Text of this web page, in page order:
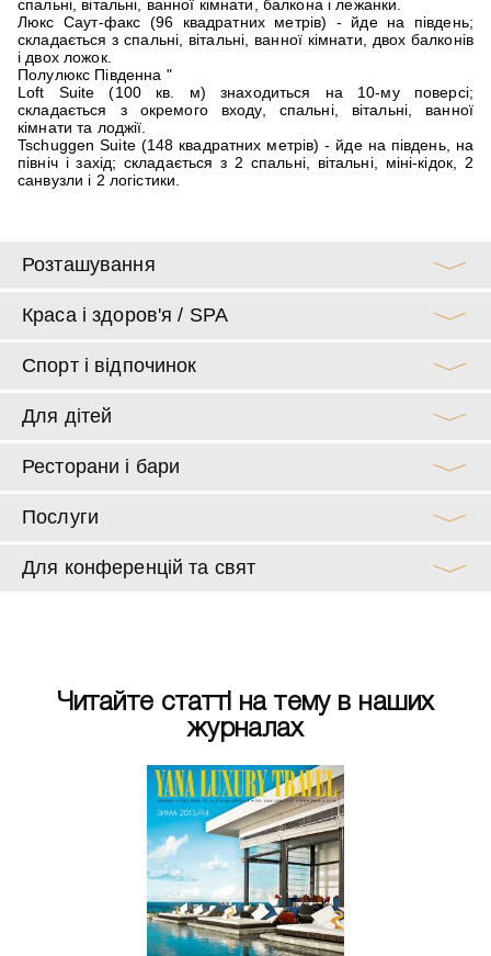
спальні, вітальні, ванної кімнати, балкона і лежанки.
Люкс Саут-факс (96 квадратних метрів) - йде на південь;
складається з спальні, вітальні, ванної кімнати, двох балконів
і двох ложок.
Полулюкс Південна "
Loft Suite (100 кв. м) знаходиться на 10-му поверсі;
складається з окремого входу, спальні, вітальні, ванної
кімнати та лоджії.
Tschuggen Suite (148 квадратних метрів) - йде на південь, на
північ і захід; складається з 2 спальні, вітальні, міні-кідок, 2
санвузли і 2 логістики.
Розташування
Краса і здоров'я / SPA
Спорт і відпочинок
Для дітей
Ресторани і бари
Послуги
Для конференцій та свят
Читайте статті на тему в наших
журналах